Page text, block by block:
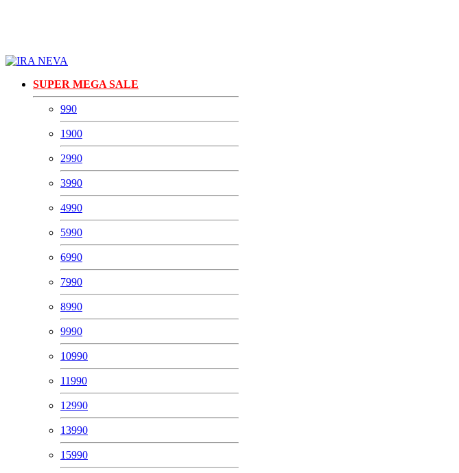
SUPER MEGA SALE
990
1900
2990
3990
4990
5990
6990
7990
8990
9990
10990
11990
12990
13990
15990